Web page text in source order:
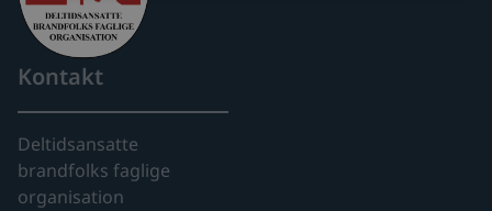
Kontakt
Deltidsansatte
brandfolks faglige
organisation